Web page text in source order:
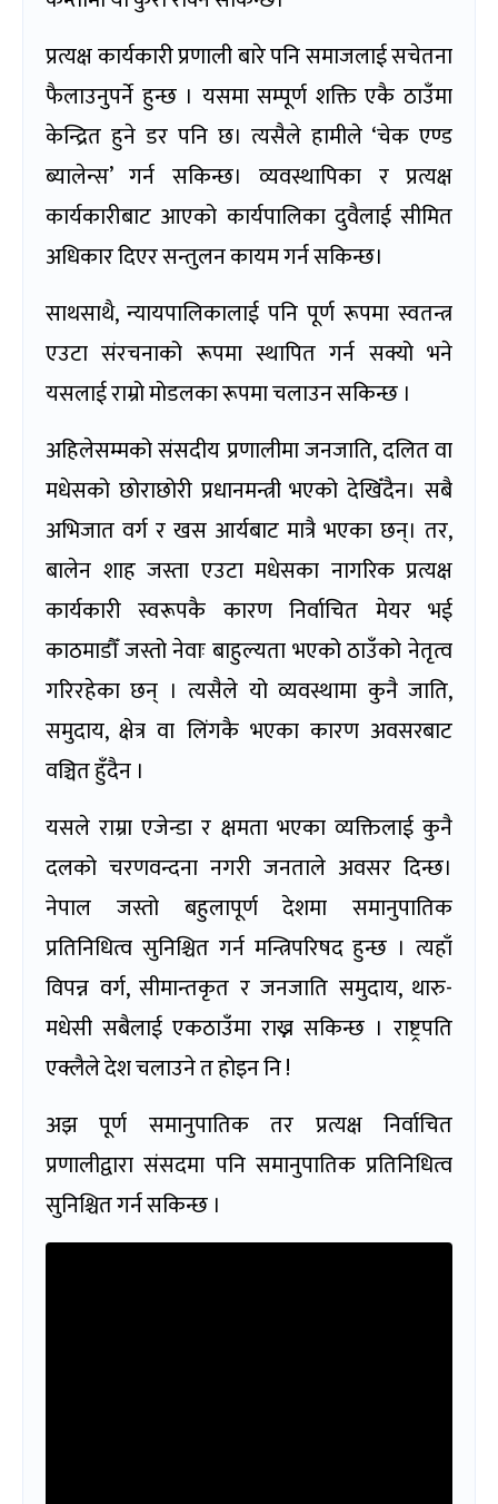
प्रत्यक्ष कार्यकारी प्रणाली बारे पनि समाजलाई सचेतना
फैलाउनुपर्ने हुन्छ । यसमा सम्पूर्ण शक्ति एकै ठाउँमा
केन्द्रित हुने डर पनि छ। त्यसैले हामीले ‘चेक एण्ड
ब्यालेन्स’ गर्न सकिन्छ। व्यवस्थापिका र प्रत्यक्ष
कार्यकारीबाट आएको कार्यपालिका दुवैलाई सीमित
अधिकार दिएर सन्तुलन कायम गर्न सकिन्छ।
साथसाथै, न्यायपालिकालाई पनि पूर्ण रूपमा स्वतन्त्र
एउटा संरचनाको रूपमा स्थापित गर्न सक्यो भने
यसलाई राम्रो मोडलका रूपमा चलाउन सकिन्छ ।
अहिलेसम्मको संसदीय प्रणालीमा जनजाति, दलित वा
मधेसको छोराछोरी प्रधानमन्त्री भएको देखिँदैन। सबै
अभिजात वर्ग र खस आर्यबाट मात्रै भएका छन्। तर,
बालेन शाह जस्ता एउटा मधेसका नागरिक प्रत्यक्ष
कार्यकारी स्वरूपकै कारण निर्वाचित मेयर भई
काठमाडौँ जस्तो नेवाः बाहुल्यता भएको ठाउँको नेतृत्व
गरिरहेका छन् । त्यसैले यो व्यवस्थामा कुनै जाति,
समुदाय, क्षेत्र वा लिंगकै भएका कारण अवसरबाट
वञ्चित हुँदैन ।
यसले राम्रा एजेन्डा र क्षमता भएका व्यक्तिलाई कुनै
दलको चरणवन्दना नगरी जनताले अवसर दिन्छ।
नेपाल जस्तो बहुलापूर्ण देशमा समानुपातिक
प्रतिनिधित्व सुनिश्चित गर्न मन्त्रिपरिषद हुन्छ । त्यहाँ
विपन्न वर्ग, सीमान्तकृत र जनजाति समुदाय, थारु-
मधेसी सबैलाई एकठाउँमा राख्न सकिन्छ । राष्ट्रपति
एक्लैले देश चलाउने त होइन नि !
अझ पूर्ण समानुपातिक तर प्रत्यक्ष निर्वाचित
प्रणालीद्वारा संसदमा पनि समानुपातिक प्रतिनिधित्व
सुनिश्चित गर्न सकिन्छ ।